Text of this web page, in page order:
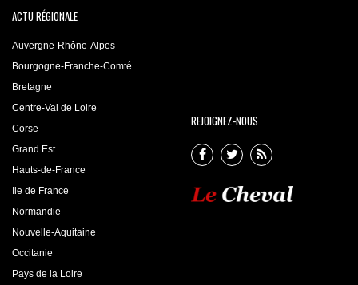
ACTU RÉGIONALE
Auvergne-Rhône-Alpes
Bourgogne-Franche-Comté
Bretagne
Centre-Val de Loire
Corse
Grand Est
Hauts-de-France
Ile de France
Normandie
Nouvelle-Aquitaine
Occitanie
Pays de la Loire
REJOIGNEZ-NOUS